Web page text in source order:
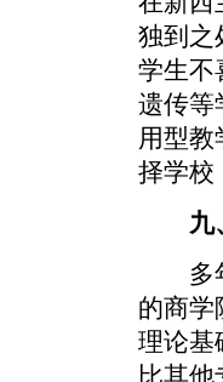
独到之
学生不
遗传等
用型教
择学校
九
多年
的商学
理论基
比其